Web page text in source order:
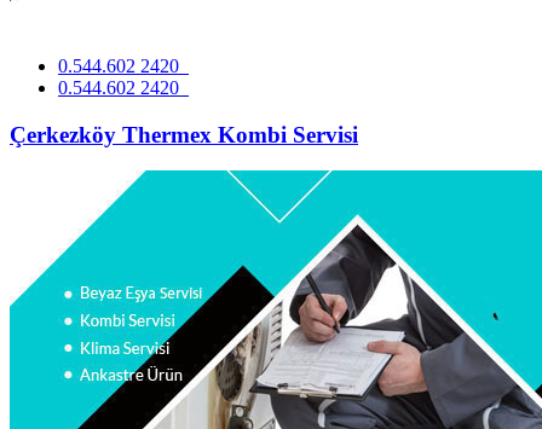
0.544.602 2420
0.544.602 2420
Çerkezköy Thermex Kombi Servisi